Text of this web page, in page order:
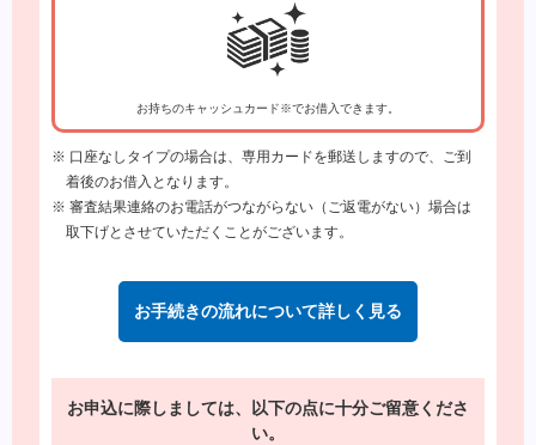
お持ちのキャッシュカード※でお借入できます。
※ 口座なしタイプの場合は、専用カードを郵送しますので、ご到
着後のお借入となります。
※ 審査結果連絡のお電話がつながらない（ご返電がない）場合は
取下げとさせていただくことがございます。
お手続きの流れについて詳しく見る
お申込に際しましては、以下の点に十分ご留意くださ
い。